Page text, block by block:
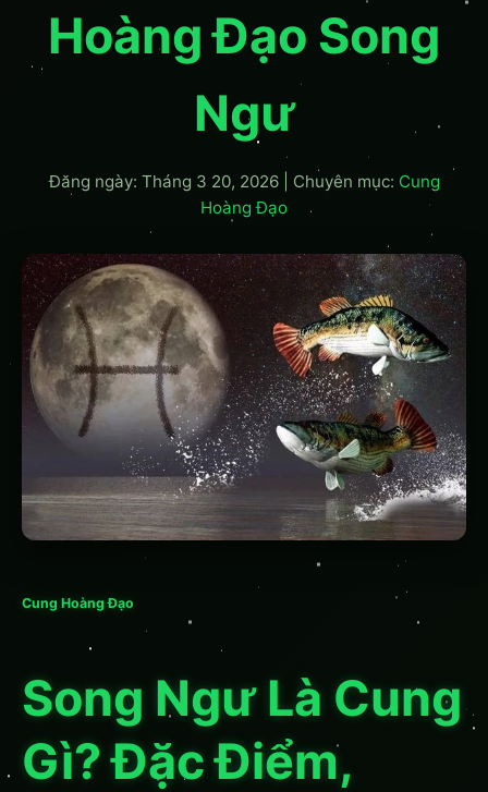
Hoàng Đạo Song
Ngư
Đăng ngày: Tháng 3 20, 2026| Chuyên mục: Cung
Hoàng Đạo
Cung Hoàng Đạo
Song Ngư Là Cung
Gì? Đặc Điểm,